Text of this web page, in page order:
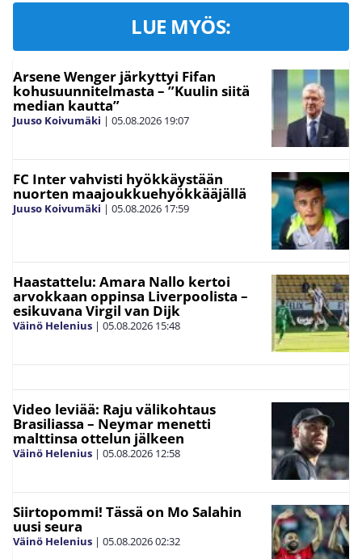
LUE MYÖS:
Arsene Wenger järkyttyi Fifan
kohusuunnitelmasta – ”Kuulin siitä
median kautta”
Juuso Koivumäki | 05.08.2026 19:07
FC Inter vahvisti hyökkäystään
nuorten maajoukkuehyökkääjällä
Juuso Koivumäki | 05.08.2026 17:59
Haastattelu: Amara Nallo kertoi
arvokkaan oppinsa Liverpoolista –
esikuvana Virgil van Dijk
Väinö Helenius | 05.08.2026 15:48
Video leviää: Raju välikohtaus
Brasiliassa – Neymar menetti
malttinsa ottelun jälkeen
Väinö Helenius | 05.08.2026 12:58
Siirtopommi! Tässä on Mo Salahin
uusi seura
Väinö Helenius | 05.08.202602:32